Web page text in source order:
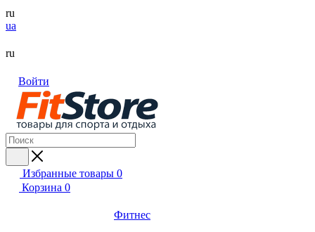
ru
ua
ru
Войти
Избранные товары 0
Корзина 0
Фитнес